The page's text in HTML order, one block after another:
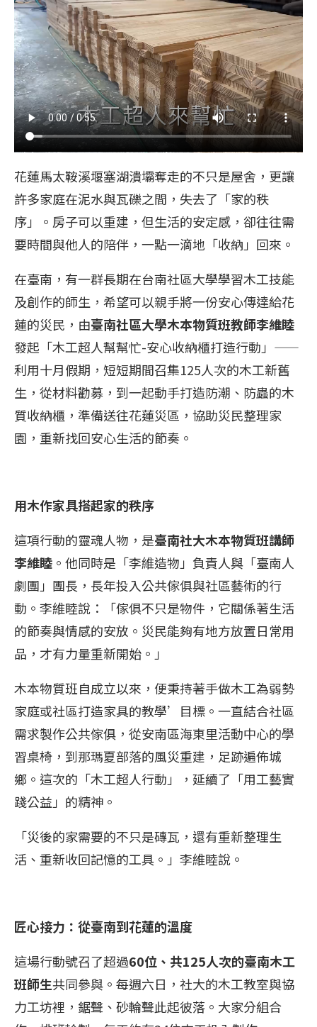
花蓮馬太鞍溪堰塞湖潰壩奪走的不只是屋舍，更讓
許多家庭在泥水與瓦礫之間，失去了「家的秩
序」。房子可以重建，但生活的安定感，卻往往需
要時間與他人的陪伴，一點一滴地「收納」回來。
在臺南，有一群長期在台南社區大學學習木工技能
及創作的師生，希望可以親手將一份安心傳達給花
蓮的災民，由臺南社區大學木本物質班教師李維睦
發起「木工超人幫幫忙-安心收納櫃打造行動」——
利用十月假期，短短期間召集125人次的木工新舊
生，從材料勸募，到一起動手打造防潮、防蟲的木
質收納櫃，準備送往花蓮災區，協助災民整理家
園，重新找回安心生活的節奏。
用木作家具搭起家的秩序
這項行動的靈魂人物，是臺南社大木本物質班講師
李維睦 。他同時是「李維造物」負責人與「臺南人
劇團」團長，長年投入公共傢俱與社區藝術的行
動。李維睦說：「傢俱不只是物件，它關係著生活
的節奏與情感的安放。災民能夠有地方放置日常用
品，才有力量重新開始。」
木本物質班自成立以來，便秉持著手做木工為弱勢
家庭或社區打造家具的教學’目標。一直結合社區
需求製作公共傢俱，從安南區海東里活動中心的學
習桌椅，到那瑪夏部落的風災重建，足跡遍佈城
鄉。這次的「木工超人行動」，延續了「用工藝實
踐公益」的精神。
「災後的家需要的不只是磚瓦，還有重新整理生
活、重新收回記憶的工具。」李維睦說。
匠心接力：從臺南到花蓮的溫度
這場行動號召了超過60位、共125人次的臺南木工
班師生共同參與。每週六日，社大的木工教室與協
力工坊裡，鋸聲、砂輪聲此起彼落。大家分組合